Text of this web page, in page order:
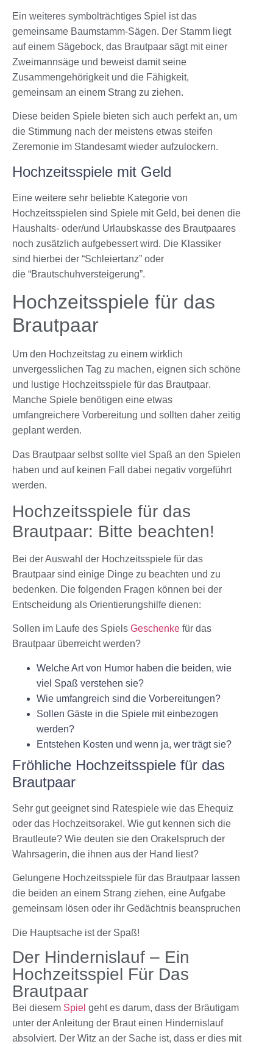
Ein weiteres symbolträchtiges Spiel ist das
gemeinsame Baumstamm-Sägen. Der Stamm liegt
auf einem Sägebock, das Brautpaar sägt mit einer
Zweimannsäge und beweist damit seine
Zusammengehörigkeit und die Fähigkeit,
gemeinsam an einem Strang zu ziehen.
Diese beiden Spiele bieten sich auch perfekt an, um
die Stimmung nach der meistens etwas steifen
Zeremonie im Standesamt wieder aufzulockern.
Hochzeitsspiele mit Geld
Eine weitere sehr beliebte Kategorie von
Hochzeitsspielen sind Spiele mit Geld, bei denen die
Haushalts- oder/und Urlaubskasse des Brautpaares
noch zusätzlich aufgebessert wird. Die Klassiker
sind hierbei der “Schleiertanz” oder
die “Brautschuhversteigerung”.
Hochzeitsspiele für das
Brautpaar
Um den Hochzeitstag zu einem wirklich
unvergesslichen Tag zu machen, eignen sich schöne
und lustige Hochzeitsspiele für das Brautpaar.
Manche Spiele benötigen eine etwas
umfangreichere Vorbereitung und sollten daher zeitig
geplant werden.
Das Brautpaar selbst sollte viel Spaß an den Spielen
haben und auf keinen Fall dabei negativ vorgeführt
werden.
Hochzeitsspiele für das
Brautpaar: Bitte beachten!
Bei der Auswahl der Hochzeitsspiele für das
Brautpaar sind einige Dinge zu beachten und zu
bedenken. Die folgenden Fragen können bei der
Entscheidung als Orientierungshilfe dienen:
Sollen im Laufe des Spiels Geschenke für das
Brautpaar überreicht werden?
Welche Art von Humor haben die beiden, wie
viel Spaß verstehen sie?
Wie umfangreich sind die Vorbereitungen?
Sollen Gäste in die Spiele mit einbezogen
werden?
Entstehen Kosten und wenn ja, wer trägt sie?
Fröhliche Hochzeitsspiele für das
Brautpaar
Sehr gut geeignet sind Ratespiele wie das Ehequiz
oder das Hochzeitsorakel. Wie gut kennen sich die
Brautleute? Wie deuten sie den Orakelspruch der
Wahrsagerin, die ihnen aus der Hand liest?
Gelungene Hochzeitsspiele für das Brautpaar lassen
die beiden an einem Strang ziehen, eine Aufgabe
gemeinsam lösen oder ihr Gedächtnis beanspruchen
Die Hauptsache ist der Spaß!
Der Hindernislauf – Ein
Hochzeitsspiel Für Das
Brautpaar
Bei diesem Spiel geht es darum, dass der Bräutigam
unter der Anleitung der Braut einen Hindernislauf
absolviert. Der Witz an der Sache ist, dass er dies mit